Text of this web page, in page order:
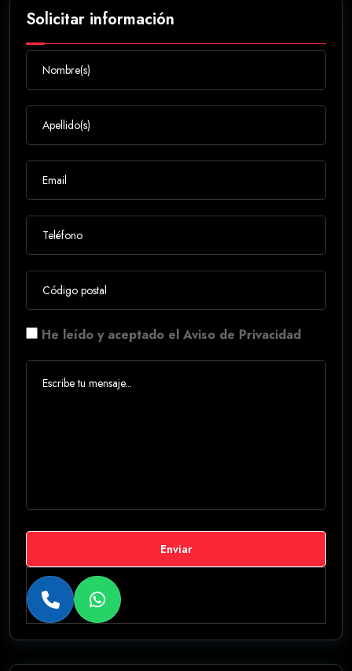
Solicitar información
He leído y aceptado el Aviso de Privacidad
Enviar